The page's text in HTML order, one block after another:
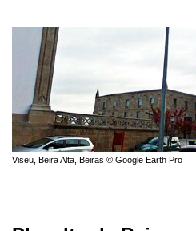
Viseu, Beira Alta, Beiras © Google Earth Pro